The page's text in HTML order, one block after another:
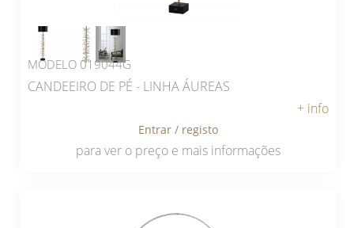
MODELO 019044G
CANDEEIRO DE PÉ - LINHA ÁUREAS
+ info
Entrar / registo
para ver o preço e mais informações